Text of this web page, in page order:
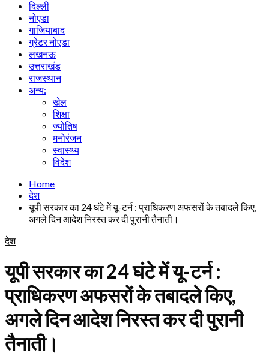
दिल्ली
नोएडा
गाजियाबाद
ग्रेटर नोएडा
लखनऊ
उत्तराखंड
राजस्थान
अन्य:
खेल
शिक्षा
ज्योतिष
मनोरंजन
स्वास्थ्य
विदेश
Home
देश
यूपी सरकार का 24 घंटे में यू-टर्न : प्राधिकरण अफसरों के तबादले किए,
अगले दिन आदेश निरस्त कर दी पुरानी तैनाती।
देश
यूपी सरकार का 24 घंटे में यू-टर्न :
प्राधिकरण अफसरों के तबादले किए,
अगले दिन आदेश निरस्त कर दी पुरानी
तैनाती।